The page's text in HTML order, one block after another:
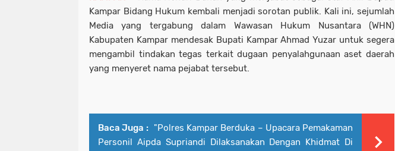
Kampar Bidang Hukum kembali menjadi sorotan publik. Kali ini, sejumlah
Media yang tergabung dalam Wawasan Hukum Nusantara (WHN)
Kabupaten Kampar mendesak Bupati Kampar Ahmad Yuzar untuk segera
mengambil tindakan tegas terkait dugaan penyalahgunaan aset daerah
yang menyeret nama pejabat tersebut.
Baca Juga : "Polres Kampar Berduka – Upacara Pemakaman
Personil Aipda Supriandi Dilaksanakan Dengan Khidmat Di